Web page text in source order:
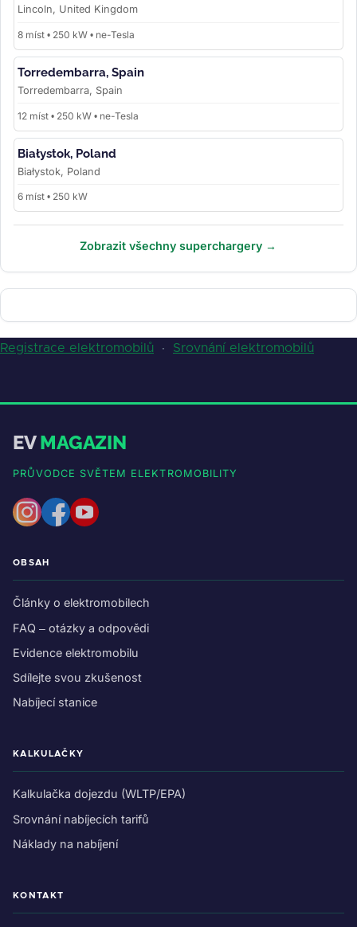
Lincoln, United Kingdom
8 míst • 250 kW • ne-Tesla
Torredembarra, Spain
Torredembarra, Spain
12 míst • 250 kW • ne-Tesla
Białystok, Poland
Białystok, Poland
6 míst • 250 kW
Zobrazit všechny superchargery →
Registrace elektromobilů · Srovnání elektromobilů
EVMAGAZIN
PRŮVODCE SVĚTEM ELEKTROMOBILITY
OBSAH
Články o elektromobilech
FAQ – otázky a odpovědi
Evidence elektromobilu
Sdílejte svou zkušenost
Nabíjecí stanice
KALKULAČKY
Kalkulačka dojezdu (WLTP/EPA)
Srovnání nabíjecích tarifů
Náklady na nabíjení
KONTAKT